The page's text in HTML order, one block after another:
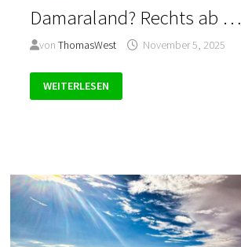
Damaraland? Rechts ab …
vonThomasWest November 5, 2025
DAMARALAND?
RECHTS
AB
WEITERLESEN